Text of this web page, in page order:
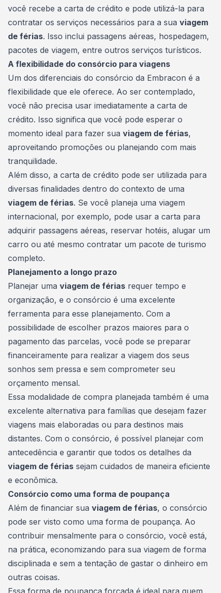
você recebe a carta de crédito e pode utilizá-la para
contratar os serviços necessários para a sua viagem
de férias. Isso inclui passagens aéreas, hospedagem,
pacotes de viagem, entre outros serviços turísticos.
A flexibilidade do consórcio para viagens
Um dos diferenciais do consórcio da Embracon é a
flexibilidade que ele oferece. Ao ser contemplado,
você não precisa usar imediatamente a carta de
crédito. Isso significa que você pode esperar o
momento ideal para fazer sua viagem de férias,
aproveitando promoções ou planejando com mais
tranquilidade.
Além disso, a carta de crédito pode ser utilizada para
diversas finalidades dentro do contexto de uma
viagem de férias. Se você planeja uma viagem
internacional, por exemplo, pode usar a carta para
adquirir passagens aéreas, reservar hotéis, alugar um
carro ou até mesmo contratar um pacote de turismo
completo.
Planejamento a longo prazo
Planejar uma viagem de férias requer tempo e
organização, e o consórcio é uma excelente
ferramenta para esse planejamento. Com a
possibilidade de escolher prazos maiores para o
pagamento das parcelas, você pode se preparar
financeiramente para realizar a viagem dos seus
sonhos sem pressa e sem comprometer seu
orçamento mensal.
Essa modalidade de compra planejada também é uma
excelente alternativa para famílias que desejam fazer
viagens mais elaboradas ou para destinos mais
distantes. Com o consórcio, é possível planejar com
antecedência e garantir que todos os detalhes da
viagem de férias sejam cuidados de maneira eficiente
e econômica.
Consórcio como uma forma de poupança
Além de financiar sua viagem de férias, o consórcio
pode ser visto como uma forma de poupança. Ao
contribuir mensalmente para o consórcio, você está,
na prática, economizando para sua viagem de forma
disciplinada e sem a tentação de gastar o dinheiro em
outras coisas.
Essa forma de poupança forçada é ideal para quem